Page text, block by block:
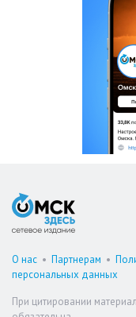
О нас • Партнерам •
персональных данных
При цитировании